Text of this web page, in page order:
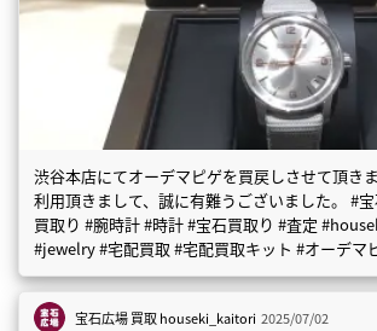
渋谷本店にてオーデマピゲを買戻しさせて頂き
利用頂きまして、誠に有難うございました。 #
買取り #腕時計 #時計 #宝石買取り #査定
#jewelry #宅配買取 #宅配買取キット #オーデマ
宝石広場 買取houseki_kaitori 2025/07/02